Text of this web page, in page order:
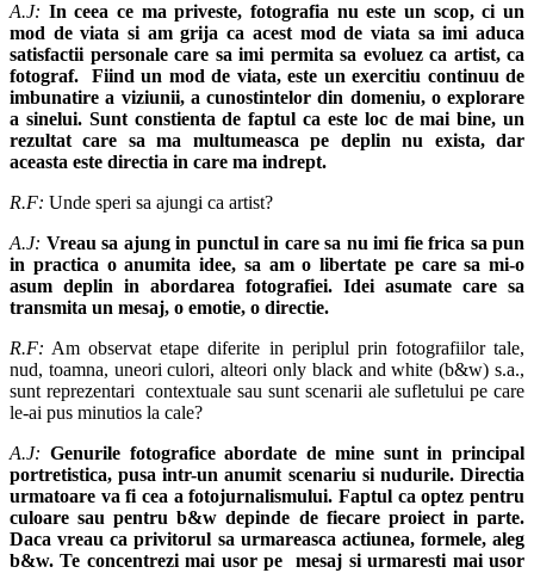
A.J: In ceea ce ma priveste, fotografia nu este un scop, ci un
mod de viata si am grija ca acest mod de viata sa imi aduca
satisfactii personale care sa imi permita sa evoluez ca artist, ca
fotograf. Fiind un mod de viata, este un exercitiu continuu de
imbunatire a viziunii, a cunostintelor din domeniu, o explorare
a sinelui. Sunt constienta de faptul ca este loc de mai bine, un
rezultat care sa ma multumeasca pe deplin nu exista, dar
aceasta este directia in care ma indrept.
R.F: Unde speri sa ajungi ca artist?
A.J: Vreau sa ajung in punctul in care sa nu imi fie frica sa pun
in practica o anumita idee, sa am o libertate pe care sa mi-o
asum deplin in abordarea fotografiei. Idei asumate care sa
transmita un mesaj, o emotie, o directie.
R.F: Am observat etape diferite in periplul prin fotografiilor tale,
nud, toamna, uneori culori, alteori only black and white (b&w) s.a.,
sunt reprezentari contextuale sau sunt scenarii ale sufletului pe care
le-ai pus minutios la cale?
A.J: Genurile fotografice abordate de mine sunt in principal
portretistica, pusa intr-un anumit scenariu si nudurile. Directia
urmatoare va fi cea a fotojurnalismului. Faptul ca optez pentru
culoare sau pentru b&w depinde de fiecare proiect in parte.
Daca vreau ca privitorul sa urmareasca actiunea, formele, aleg
b&w. Te concentrezi mai usor pe mesaj si urmaresti mai usor